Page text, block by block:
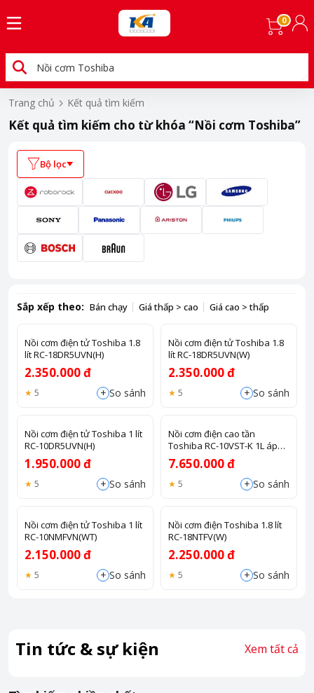
0
Trang chủ Kết quả tìm kiếm
Kết quả tìm kiếm cho từ khóa “Nồi cơm Toshiba”
Bộ lọc
Sắp xếp theo: Bán chạy Giá thấp > cao Giá cao > thấp
Nồi cơm điện tử Toshiba 1.8
lít RC-18DR5UVN(H)
2.350.000 đ
5 + So sánh
Nồi cơm điện tử Toshiba 1.8
lít RC-18DR5UVN(W)
2.350.000 đ
5 + So sánh
Nồi cơm điện tử Toshiba 1 lít
RC-10DR5UVN(H)
1.950.000 đ
5 + So sánh
Nồi cơm điện cao tần
Toshiba RC-10VST-K 1L áp
suất hút chân không
7.650.000 đ
5 + So sánh
Nồi cơm điện tử Toshiba 1 lít
RC-10NMFVN(WT)
2.150.000 đ
5 + So sánh
Nồi cơm điện Toshiba 1.8 lít
RC-18NTFV(W)
2.250.000 đ
5 + So sánh
Tin tức & sự kiện Xem tất cả